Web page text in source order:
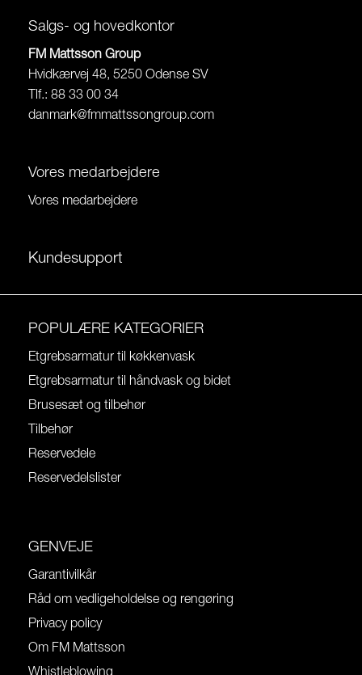
Salgs- og hovedkontor
FM Mattsson Group
Hvidkærvej 48, 5250 Odense SV
Tlf.: 88 33 00 34
danmark@fmmattssongroup.com
Vores medarbejdere
Vores medarbejdere
Kundesupport
POPULÆRE KATEGORIER
Etgrebsarmatur til køkkenvask
Etgrebsarmatur til håndvask og bidet
Brusesæt og tilbehør
Tilbehør
Reservedele
Reservedelslister
GENVEJE
Garantivilkår
Råd om vedligeholdelse og rengøring
Privacy policy
Om FM Mattsson